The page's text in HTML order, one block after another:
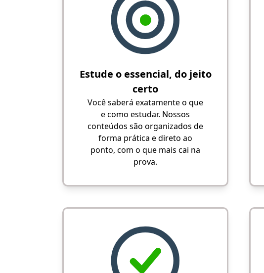
Estude o essencial, do jeito
certo
Você saberá exatamente o que
e como estudar. Nossos
conteúdos são organizados de
forma prática e direto ao
ponto, com o que mais cai na
prova.